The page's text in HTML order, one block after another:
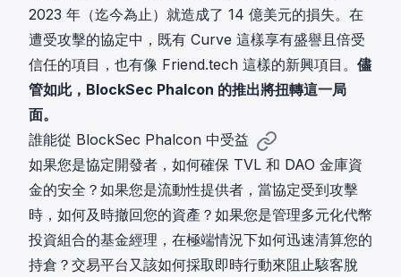
2023 年（迄今為止）就造成了 14 億美元的損失。在
遭受攻擊的協定中，既有 Curve 這樣享有盛譽且倍受
信任的項目，也有像 Friend.tech 這樣的新興項目。 儘
管如此，BlockSec Phalcon 的推出將扭轉這一局
面。
誰能從 BlockSec Phalcon 中受益
如果您是協定開發者，如何確保 TVL 和 DAO 金庫資
金的安全？如果您是流動性提供者，當協定受到攻擊
時，如何及時撤回您的資產？如果您是管理多元化代幣
投資組合的基金經理，在極端情況下如何迅速清算您的
持倉？交易平台又該如何採取即時行動來阻止駭客脫